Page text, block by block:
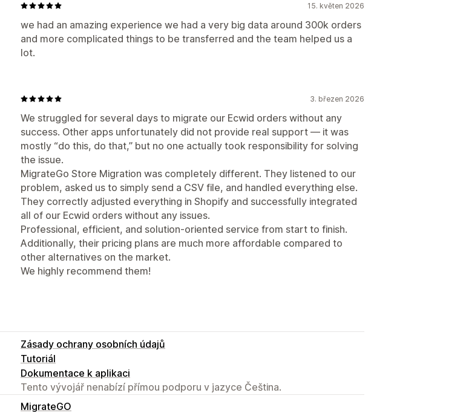
15. květen 2026
we had an amazing experience we had a very big data around 300k orders
and more complicated things to be transferred and the team helped us a
lot.
3. březen 2026
We struggled for several days to migrate our Ecwid orders without any
success. Other apps unfortunately did not provide real support — it was
mostly “do this, do that,” but no one actually took responsibility for solving
the issue.
MigrateGo Store Migration was completely different. They listened to our
problem, asked us to simply send a CSV file, and handled everything else.
They correctly adjusted everything in Shopify and successfully integrated
all of our Ecwid orders without any issues.
Professional, efficient, and solution-oriented service from start to finish.
Additionally, their pricing plans are much more affordable compared to
other alternatives on the market.
We highly recommend them!
Zásady ochrany osobních údajů
Tutoriál
Dokumentace k aplikaci
Tento vývojář nenabízí přímou podporu v jazyce Čeština.
MigrateGO